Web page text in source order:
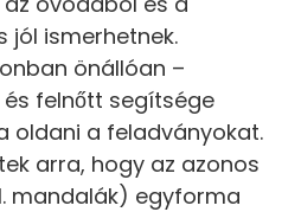
jól ismerhetnek.
önállóan –
felnőtt segítsége
oldani a feladványokat.
arra, hogy az azonos
mandalák) egyforma